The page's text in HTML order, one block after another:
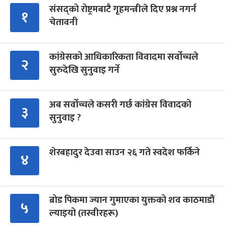
१
संसद्को रोष्ट्रमबाटै गृहमन्त्रीले दिए प्रश्न नगर्न
चेतावनी
२
कांग्रेसको आधिकारिकता विवादमा सर्वोच्चले
सुरुदेखि सुनुवाइ गर्ने
३
अब सर्वोच्चले कसरी गर्छ कांग्रेस विवादको
सुनुवाइ ?
४ शेरबहादुर देउवा साउन २६ गते स्वदेश फर्किने
५
ब्रोड पिकमा ज्यान गुमाएका युक्तको शव काठमाडौं
ल्याइयो (तस्वीरहरू)